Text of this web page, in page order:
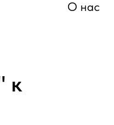
О нас
к